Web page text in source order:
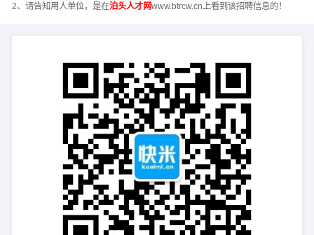
2、请告知用人单位，是在泊头人才网www.btrcw.cn上看到该招聘信息的！